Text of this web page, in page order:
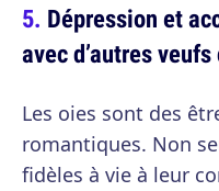
Dépression et
avec d’autres
Les oies sont des
romantiques. Non
fidèles à vie à leur